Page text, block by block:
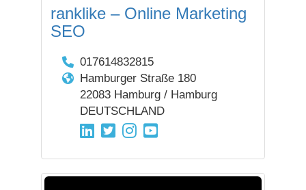
ranklike – Online Marketing
SEO
017614832815
Hamburger Straße 180
22083 Hamburg / Hamburg
DEUTSCHLAND